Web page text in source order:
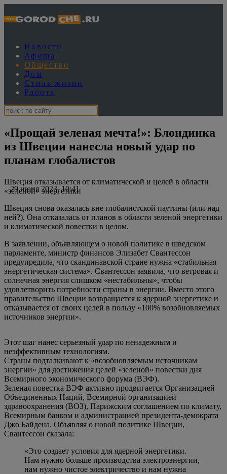
Новости
Афиша
Общество
Дом
Стиль жизни
Работа
«Прощай зеленая мечта!»: Блондинка
из Швеции нанесла новый удар по
планам глобалистов
29 июня 2023, 10:41
Швеция отказывается от климатической и целей в области
«зеленой» энергетики
Швеция снова оказалась вне глобалистской паутины (или над
ней?). Она отказалась от планов в области зеленой энергетики
и климатической повестки в целом.
В заявлении, объявляющем о новой политике в шведском
парламенте, министр финансов Элизабет Свантессон
предупредила, что скандинавской стране нужна «стабильная
энергетическая система». Свантессон заявила, что ветровая и
солнечная энергия слишком «нестабильны», чтобы
удовлетворить потребности страны в энергии. Вместо этого
правительство Швеции возвращается к ядерной энергетике и
отказывается от своих целей в пользу «100% возобновляемых
источников энергии».
Этот шаг нанес серьезный удар по ненадежным и
неэффективным технологиям.
Страны подталкивают к «возобновляемым источникам
энергии» для достижения целей «зеленой» повестки дня
Всемирного экономического форума (ВЭФ).
Зеленая повестка ВЭФ активно продвигается Организацией
Объединенных Наций, Всемирной организацией
здравоохранения (ВОЗ), Парижским соглашением по климату,
Всемирным банком и администрацией президента-демократа
Джо Байдена. Объявляя о новой политике Швеции,
Свантессон сказала:
«Это создает условия для ядерной энергетики.
Нам нужно больше производства электроэнергии,
нам нужно чистое электричество и нам нужна